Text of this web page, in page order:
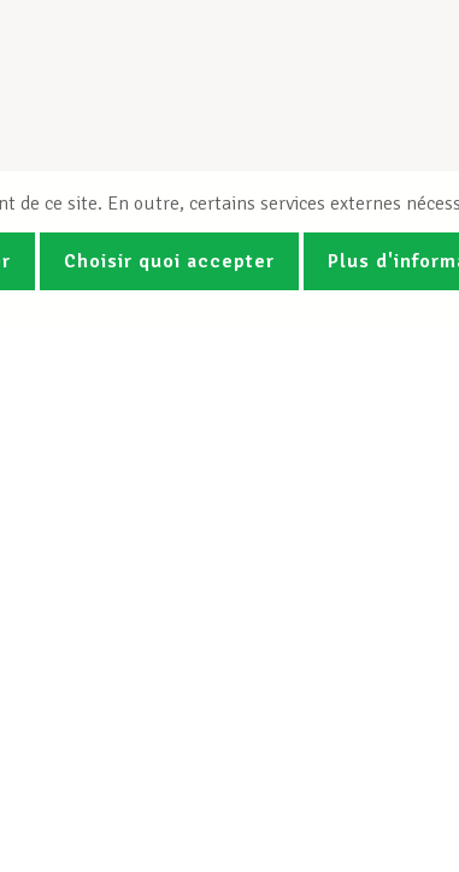
de ce site. En outre, certains services externes
Choisir quoi accepter Plus